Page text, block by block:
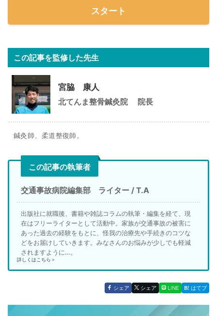
スタート
この記事を監修した先生
宮脇 康人
北てんま整骨鍼灸院
院長
鍼灸師、柔道整復師。
この記事の執筆者
交通事故病院編集部 ライター / T.A
出版社に就職後、書籍や雑誌コラムの執筆・編集を経て、現
在はフリーライターとして活動中。家族が交通事故の被害に
あった過去の経験をもとに、怪我の治療先や手続きのコツな
どをお届けしていきます。みなさんのお悩みが少しでも軽減
されますように…。
詳しくはこちら＞
シェア シェア LINE はてブ